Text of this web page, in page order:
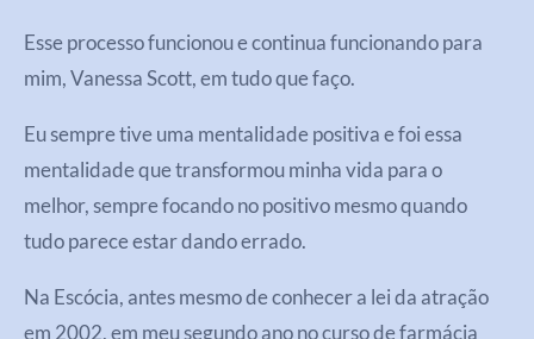
Esse processo funcionou e continua funcionando para
mim, Vanessa Scott, em tudo que faço.
Eu sempre tive uma mentalidade positiva e foi essa
mentalidade que transformou minha vida para o
melhor, sempre focando no positivo mesmo quando
tudo parece estar dando errado.
Na Escócia, antes mesmo de conhecer a lei da atração
em 2002, em meu segundo ano no curso de farmácia